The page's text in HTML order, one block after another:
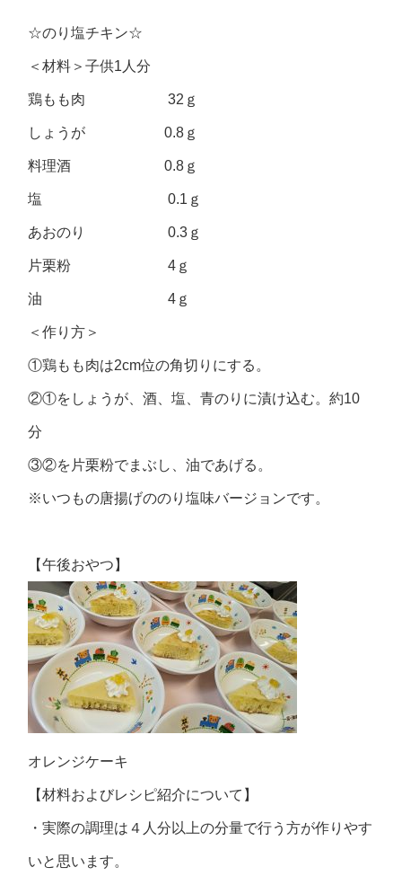
☆のり塩チキン☆
＜材料＞子供1人分
鶏もも肉 32ｇ
しょうが 0.8ｇ
料理酒 0.8ｇ
塩 0.1ｇ
あおのり 0.3ｇ
片栗粉 4ｇ
油 4ｇ
＜作り方＞
①鶏もも肉は2cm位の角切りにする。
②①をしょうが、酒、塩、青のりに漬け込む。約10
分
③②を片栗粉でまぶし、油であげる。
※いつもの唐揚げののり塩味バージョンです。
【午後おやつ】
オレンジケーキ
【材料およびレシピ紹介について】
・実際の調理は４人分以上の分量で行う方が作りやす
いと思います。